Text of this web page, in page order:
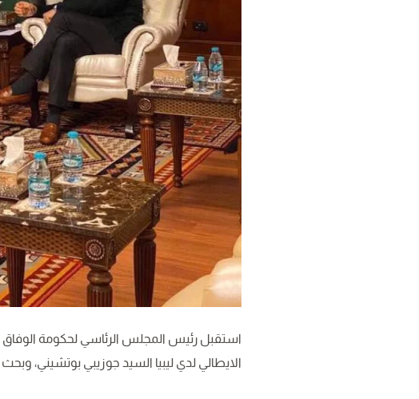
استقبل رئيس المجلس الرئاسي لحكومة الوفاق
الايطالي لدي ليبيا السيد جوزيبي بوتشيني،